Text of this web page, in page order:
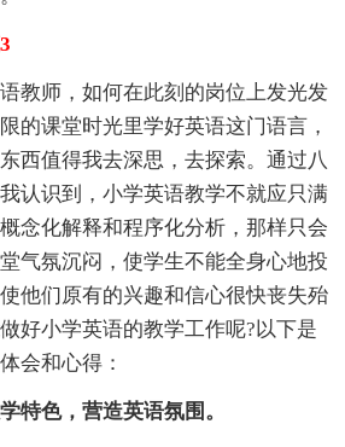
师，如何在此刻的岗位上发光发
的课堂时光里学好英语这门语言，
西值得我去深思，去探索。通过八
认识到，小学英语教学不就应只满
念化解释和程序化分析，那样只会
气氛沉闷，使学生不能全身心地投
他们原有的兴趣和信心很快丧失殆
好小学英语的教学工作呢?以下是
会和心得：
色，营造英语氛围。